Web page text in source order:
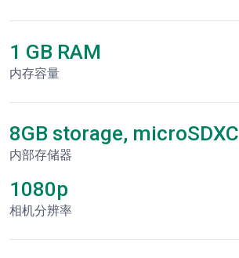
1 GB RAM
内存容量
8GB storage, microSDXC
内部存储器
1080p
相机分辨率